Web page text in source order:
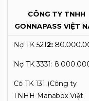
CÔNG TY TNHH
GONNAPASS VIỆT
Nợ TK 5212:
Nợ TK 3331:
Có TK 131 (Công ty
TNHH Manabox Việt